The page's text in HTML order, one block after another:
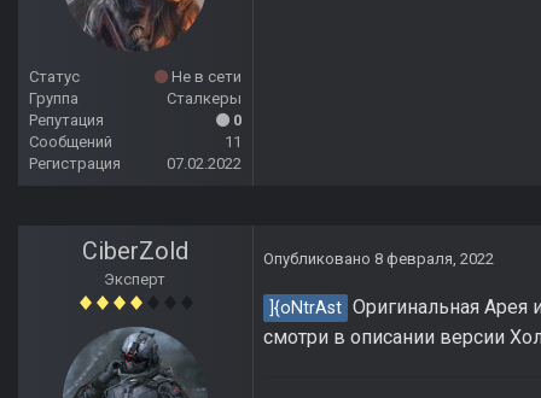
Статус
Не в сети
Группа
Сталкеры
Репутация
0
Сообщений
11
Регистрация
07.02.2022
CiberZold
Эксперт
Опубликовано 8 февраля, 2022
]{oNtrAst Оригинальная Арея
смотри в описании версии